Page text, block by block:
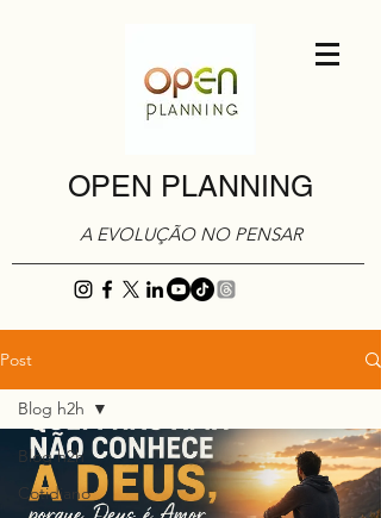
OPEN PLANNING
A EVOLUÇÃO NO PENSAR
Post
Blog h2h
Cotidiano
Blog h2h